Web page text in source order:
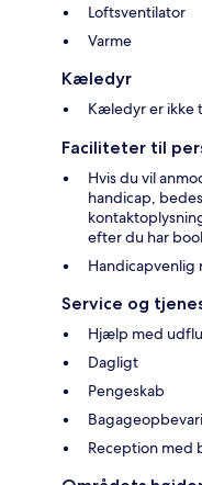
Loftsventilator
Varme
Kæledyr
Kæledyr er ikke
Faciliteter til
Hvis du vil
handicap,
efter du har
Handicapvenlig
Service og
Hjælp med
Dagligt
Pengeskab
Reception